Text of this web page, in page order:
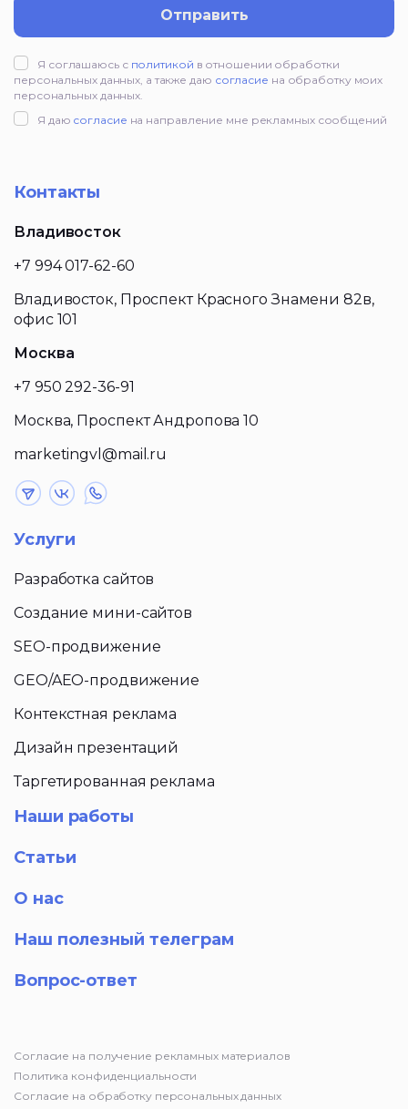
Отправить
Я соглашаюсь с политикой в отношении обработки
персональных данных, а также даю согласие на обработку моих
персональных данных.
Я даю согласие на направление мне рекламных сообщений
Контакты
Владивосток
+7 994 017-62-60
Владивосток, Проспект Красного Знамени 82в,
офис 101
Москва
+7 950 292-36-91
Москва, Проспект Андропова 10
marketingvl@mail.ru
Услуги
Разработка сайтов
Создание мини-сайтов
SEO-продвижение
GEO/AEO-продвижение
Контекстная реклама
Дизайн презентаций
Таргетированная реклама
Наши работы
Статьи
О нас
Наш полезный телеграм
Вопрос-ответ
Согласие на получение рекламных материалов
Политика конфиденциальности
Согласие на обработку персональных данных